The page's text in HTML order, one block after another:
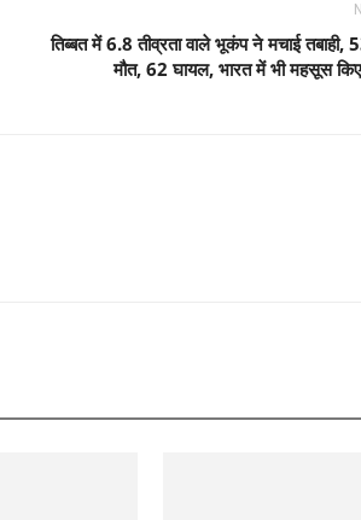
तिब्बत में 6.8 तीव्रता वाले भूकंप ने मचाई तबाही,
मौत, 62 घायल, भारत में भी महसूस